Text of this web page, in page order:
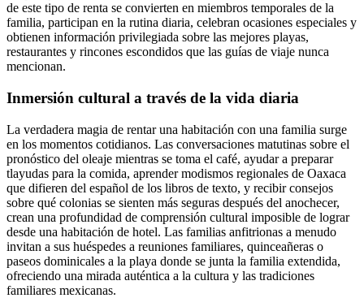
de este tipo de renta se convierten en miembros temporales de la
familia, participan en la rutina diaria, celebran ocasiones especiales y
obtienen información privilegiada sobre las mejores playas,
restaurantes y rincones escondidos que las guías de viaje nunca
mencionan.
Inmersión cultural a través de la vida diaria
La verdadera magia de rentar una habitación con una familia surge
en los momentos cotidianos. Las conversaciones matutinas sobre el
pronóstico del oleaje mientras se toma el café, ayudar a preparar
tlayudas para la comida, aprender modismos regionales de Oaxaca
que difieren del español de los libros de texto, y recibir consejos
sobre qué colonias se sienten más seguras después del anochecer,
crean una profundidad de comprensión cultural imposible de lograr
desde una habitación de hotel. Las familias anfitrionas a menudo
invitan a sus huéspedes a reuniones familiares, quinceañeras o
paseos dominicales a la playa donde se junta la familia extendida,
ofreciendo una mirada auténtica a la cultura y las tradiciones
familiares mexicanas.